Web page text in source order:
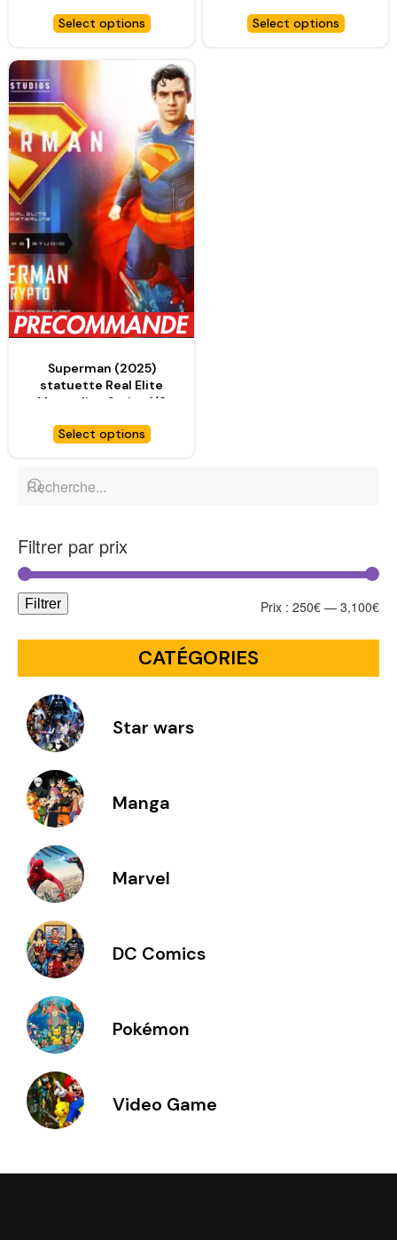
Version – PRIME 1
Select options
– PRIME 1 STUDIO
Select options
Superman (2025)
statuette Real Elite
Masterline Series 1/3
PRIME 1 STUDIO
Select options
Filtrer par prix
Filtrer Prix : 250€ — 3,100€
CATÉGORIES
Star wars
Manga
Marvel
DC Comics
Pokémon
Video Game